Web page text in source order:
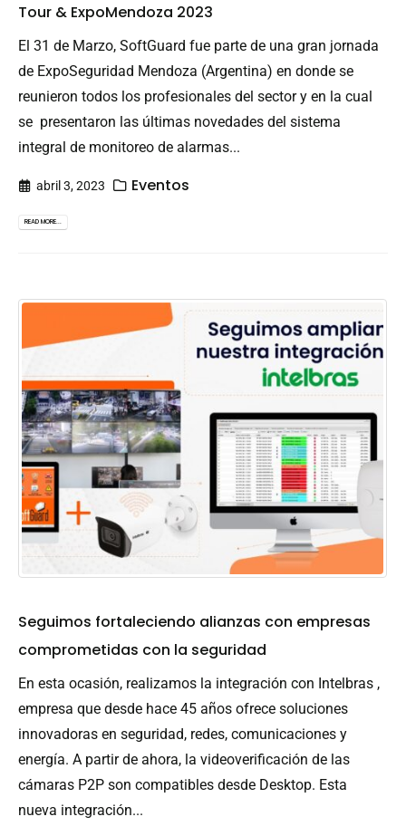
Tour & ExpoMendoza 2023
El 31 de Marzo, SoftGuard fue parte de una gran jornada
de ExpoSeguridad Mendoza (Argentina) en donde se
reunieron todos los profesionales del sector y en la cual
se presentaron las últimas novedades del sistema
integral de monitoreo de alarmas...
abril 3, 2023 Eventos
READ MORE...
Seguimos fortaleciendo alianzas con empresas
comprometidas con la seguridad
En esta ocasión, realizamos la integración con Intelbras ,
empresa que desde hace 45 años ofrece soluciones
innovadoras en seguridad, redes, comunicaciones y
energía. A partir de ahora, la videoverificación de las
cámaras P2P son compatibles desde Desktop. Esta
nueva integración...